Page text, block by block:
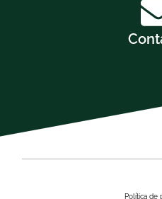
Política de